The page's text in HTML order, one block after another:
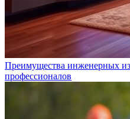
Преимущества инженерных
профессионалов